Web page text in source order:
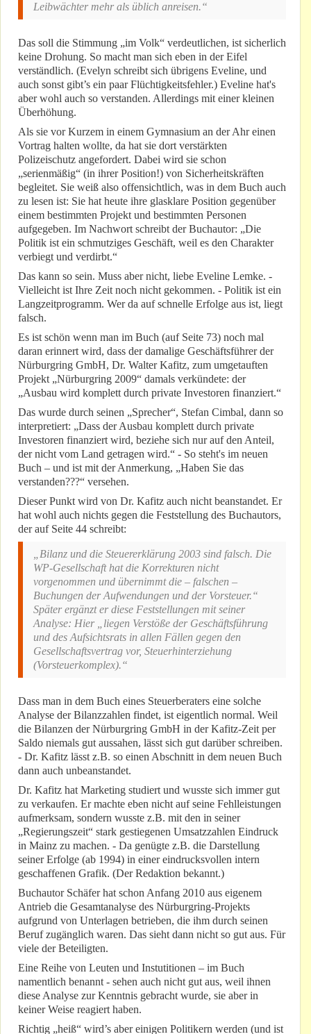
Leibwächter mehr als üblich anreisen.“
Das soll die Stimmung „im Volk“ verdeutlichen, ist sicherlich
keine Drohung. So macht man sich eben in der Eifel
verständlich. (Evelyn schreibt sich übrigens Eveline, und
auch sonst gibt’s ein paar Flüchtigkeitsfehler.) Eveline hat's
aber wohl auch so verstanden. Allerdings mit einer kleinen
Überhöhung.
Als sie vor Kurzem in einem Gymnasium an der Ahr einen
Vortrag halten wollte, da hat sie dort verstärkten
Polizeischutz angefordert. Dabei wird sie schon
„serienmäßig“ (in ihrer Position!) von Sicherheitskräften
begleitet. Sie weiß also offensichtlich, was in dem Buch auch
zu lesen ist: Sie hat heute ihre glasklare Position gegenüber
einem bestimmten Projekt und bestimmten Personen
aufgegeben. Im Nachwort schreibt der Buchautor: „Die
Politik ist ein schmutziges Geschäft, weil es den Charakter
verbiegt und verdirbt.“
Das kann so sein. Muss aber nicht, liebe Eveline Lemke. -
Vielleicht ist Ihre Zeit noch nicht gekommen. - Politik ist ein
Langzeitprogramm. Wer da auf schnelle Erfolge aus ist, liegt
falsch.
Es ist schön wenn man im Buch (auf Seite 73) noch mal
daran erinnert wird, dass der damalige Geschäftsführer der
Nürburgring GmbH, Dr. Walter Kafitz, zum umgetauften
Projekt „Nürburgring 2009“ damals verkündete: der
„Ausbau wird komplett durch private Investoren finanziert.“
Das wurde durch seinen „Sprecher“, Stefan Cimbal, dann so
interpretiert: „Dass der Ausbau komplett durch private
Investoren finanziert wird, beziehe sich nur auf den Anteil,
der nicht vom Land getragen wird.“ - So steht's im neuen
Buch – und ist mit der Anmerkung, „Haben Sie das
verstanden???“ versehen.
Dieser Punkt wird von Dr. Kafitz auch nicht beanstandet. Er
hat wohl auch nichts gegen die Feststellung des Buchautors,
der auf Seite 44 schreibt:
„Bilanz und die Steuererklärung 2003 sind falsch. Die
WP-Gesellschaft hat die Korrekturen nicht
vorgenommen und übernimmt die – falschen –
Buchungen der Aufwendungen und der Vorsteuer.“
Später ergänzt er diese Feststellungen mit seiner
Analyse: Hier „liegen Verstöße der Geschäftsführung
und des Aufsichtsrats in allen Fällen gegen den
Gesellschaftsvertrag vor, Steuerhinterziehung
(Vorsteuerkomplex).“
Dass man in dem Buch eines Steuerberaters eine solche
Analyse der Bilanzzahlen findet, ist eigentlich normal. Weil
die Bilanzen der Nürburgring GmbH in der Kafitz-Zeit per
Saldo niemals gut aussahen, lässt sich gut darüber schreiben.
- Dr. Kafitz lässt z.B. so einen Abschnitt in dem neuen Buch
dann auch unbeanstandet.
Dr. Kafitz hat Marketing studiert und wusste sich immer gut
zu verkaufen. Er machte eben nicht auf seine Fehlleistungen
aufmerksam, sondern wusste z.B. mit den in seiner
„Regierungszeit“ stark gestiegenen Umsatzzahlen Eindruck
in Mainz zu machen. - Da genügte z.B. die Darstellung
seiner Erfolge (ab 1994) in einer eindrucksvollen intern
geschaffenen Grafik. (Der Redaktion bekannt.)
Buchautor Schäfer hat schon Anfang 2010 aus eigenem
Antrieb die Gesamtanalyse des Nürburgring-Projekts
aufgrund von Unterlagen betrieben, die ihm durch seinen
Beruf zugänglich waren. Das sieht dann nicht so gut aus. Für
viele der Beteiligten.
Eine Reihe von Leuten und Instutitionen – im Buch
namentlich benannt - sehen auch nicht gut aus, weil ihnen
diese Analyse zur Kenntnis gebracht wurde, sie aber in
keiner Weise reagiert haben.
Richtig „heiß“ wird’s aber einigen Politikern werden (und ist